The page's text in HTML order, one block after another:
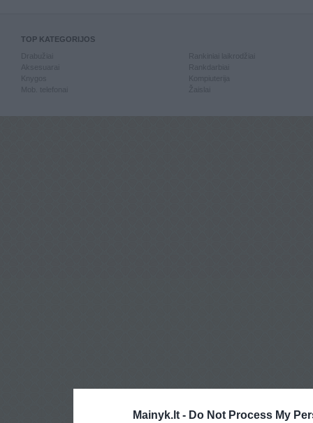
Mainyk.lt - Do Not Process My
TOP KATEGORIJOS
Knygos
Mob. telefonai
Kompiuterija
Žaislai